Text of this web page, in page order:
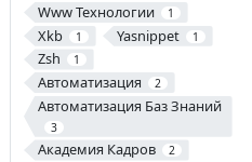
Www Технологии 1
Xkb 1 Yasnippet 1
Zsh 1
Автоматизация 2
Автоматизация Баз Знаний
3
Академия Кадров 2